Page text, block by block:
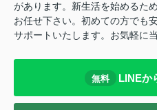
があります。新生活を始めるた
お任せ下さい。初めての方でも
サポートいたします。お気軽に
無料 LINEか